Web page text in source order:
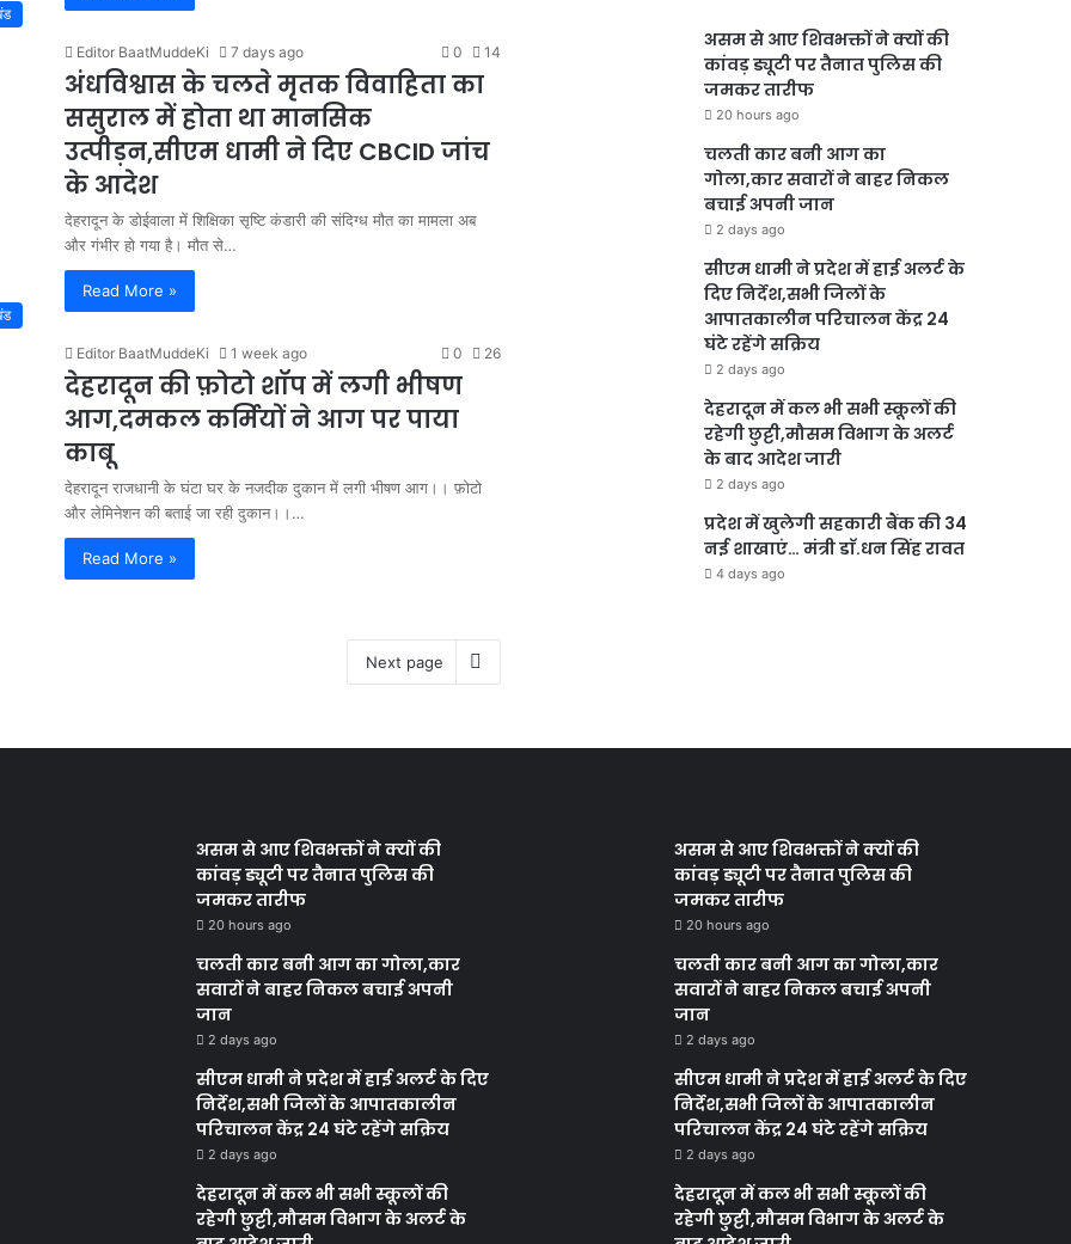
Editor BaatMuddeKi 7 days ago 0 14
अंधविश्वास के चलते मृतक विवाहिता का
ससुराल में होता था मानसिक
उत्पीड़न,सीएम धामी ने दिए CBCID जांच
के आदेश
देहरादून के डोईवाला में शिक्षिका सृष्टि कंडारी की संदिग्ध मौत का मामला अब
और गंभीर हो गया है। मौत से…
Read More »
Editor BaatMuddeKi 1 week ago 0 26
देहरादून की फ़ोटो शॉप में लगी भीषण
आग,दमकल कर्मियों ने आग पर पाया
काबू
देहरादून राजधानी के घंटा घर के नजदीक दुकान में लगी भीषण आग।। फ़ोटो
और लेमिनेशन की बताई जा रही दुकान।।…
Read More »
Next page
असम से आए शिवभक्तों ने क्यों की
कांवड़ ड्यूटी पर तैनात पुलिस की
जमकर तारीफ
20 hours ago
चलती कार बनी आग का
गोला,कार सवारों ने बाहर निकल
बचाई अपनी जान
2 days ago
सीएम धामी ने प्रदेश में हाई अलर्ट के
दिए निर्देश,सभी जिलों के
आपातकालीन परिचालन केंद्र 24
घंटे रहेंगे सक्रिय
2 days ago
देहरादून में कल भी सभी स्कूलों की
रहेगी छुट्टी,मौसम विभाग के अलर्ट
के बाद आदेश जारी
2 days ago
प्रदेश में खुलेगी सहकारी बैंक की 34
नई शाखाएं… मंत्री डाॅ.धन सिंह रावत
4 days ago
असम से आए शिवभक्तों ने क्यों की
कांवड़ ड्यूटी पर तैनात पुलिस की
जमकर तारीफ
20 hours ago
चलती कार बनी आग का गोला,कार
सवारों ने बाहर निकल बचाई अपनी
जान
2 days ago
सीएम धामी ने प्रदेश में हाई अलर्ट के दिए
निर्देश,सभी जिलों के आपातकालीन
परिचालन केंद्र 24 घंटे रहेंगे सक्रिय
2 days ago
देहरादून में कल भी सभी स्कूलों की
रहेगी छुट्टी,मौसम विभाग के अलर्ट के
असम से आए शिवभक्तों ने क्यों की
कांवड़ ड्यूटी पर तैनात पुलिस की
जमकर तारीफ
20 hours ago
चलती कार बनी आग का गोला,कार
सवारों ने बाहर निकल बचाई अपनी
जान
2 days ago
सीएम धामी ने प्रदेश में हाई अलर्ट के दिए
निर्देश,सभी जिलों के आपातकालीन
परिचालन केंद्र 24 घंटे रहेंगे सक्रिय
2 days ago
देहरादून में कल भी सभी स्कूलों की
रहेगी छुट्टी,मौसम विभाग के अलर्ट के